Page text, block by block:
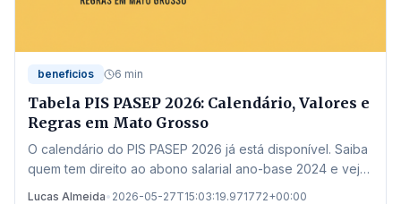
beneficios 6 min
Tabela PIS PASEP 2026: Calendário, Valores e
Regras em Mato Grosso
O calendário do PIS PASEP 2026 já está disponível. Saiba
quem tem direito ao abono salarial ano-base 2024 e veja
Lucas Almeida• 2026-05-27T15:03:19.971772+00:00